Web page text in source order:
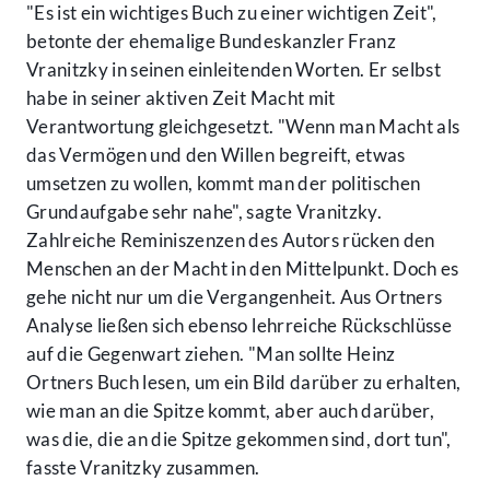
"Es ist ein wichtiges Buch zu einer wichtigen Zeit",
betonte der ehemalige Bundeskanzler Franz
Vranitzky in seinen einleitenden Worten. Er selbst
habe in seiner aktiven Zeit Macht mit
Verantwortung gleichgesetzt. "Wenn man Macht als
das Vermögen und den Willen begreift, etwas
umsetzen zu wollen, kommt man der politischen
Grundaufgabe sehr nahe", sagte Vranitzky.
Zahlreiche Reminiszenzen des Autors rücken den
Menschen an der Macht in den Mittelpunkt. Doch es
gehe nicht nur um die Vergangenheit. Aus Ortners
Analyse ließen sich ebenso lehrreiche Rückschlüsse
auf die Gegenwart ziehen. "Man sollte Heinz
Ortners Buch lesen, um ein Bild darüber zu erhalten,
wie man an die Spitze kommt, aber auch darüber,
was die, die an die Spitze gekommen sind, dort tun",
fasste Vranitzky zusammen.